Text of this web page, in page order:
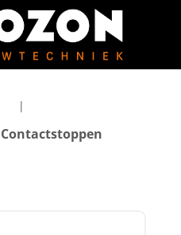
Contactstoppen